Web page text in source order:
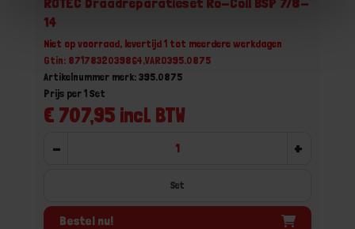
14
Niet op voorraad, levertijd 1 tot meerdere werkdagen
Gtin: 8717832039864,VARO395.0875
Artikelnummer merk: 395.0875
€ 707,95 incl. BTW
Prijs per 1 Set
- +
Set
Bestel nu!